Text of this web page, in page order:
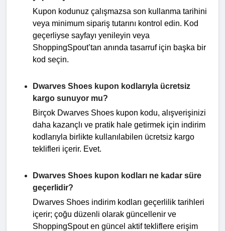
Kupon kodunuz çalışmazsa son kullanma tarihini
veya minimum sipariş tutarını kontrol edin. Kod
geçerliyse sayfayı yenileyin veya
ShoppingSpout’tan anında tasarruf için başka bir
kod seçin.
Dwarves Shoes kupon kodlarıyla ücretsiz
kargo sunuyor mu?
Birçok Dwarves Shoes kupon kodu, alışverişinizi
daha kazançlı ve pratik hale getirmek için indirim
kodlarıyla birlikte kullanılabilen ücretsiz kargo
teklifleri içerir. Evet.
Dwarves Shoes kupon kodları ne kadar süre
geçerlidir?
Dwarves Shoes indirim kodları geçerlilik tarihleri
içerir; çoğu düzenli olarak güncellenir ve
ShoppingSpout en güncel aktif tekliflere erişim